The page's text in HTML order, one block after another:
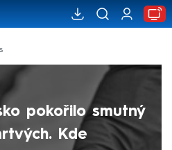
pokořilo smutný
Kde